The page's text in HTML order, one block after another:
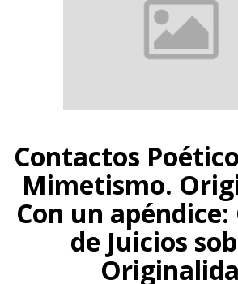
Contactos
Mimetismo.
Con un
de Juicios